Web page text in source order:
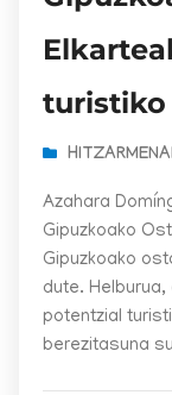
Azahara
Gipuzkoako
Gipuzkoako
dute.
potentzial
berezitasuna